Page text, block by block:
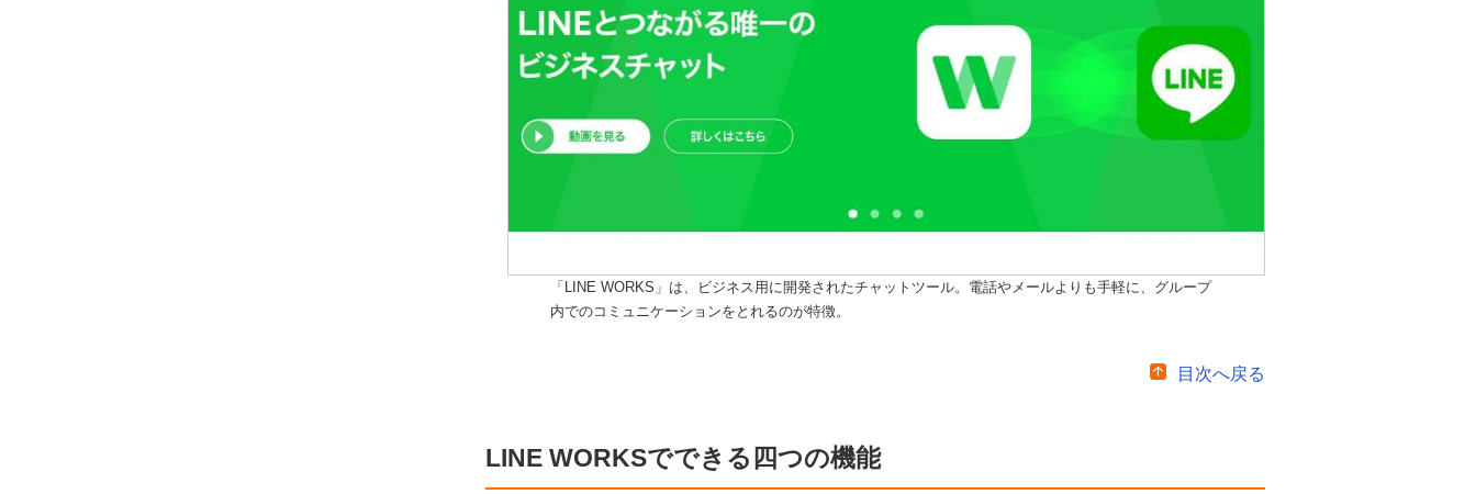
「LINE WORKS」は、ビジネス用に開発されたチャットツール。電話やメールよりも手軽に、グループ
内でのコミュニケーションをとれるのが特徴。
目次へ戻る
LINE WORKSでできる四つの機能